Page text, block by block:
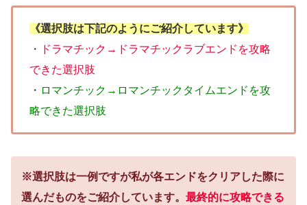
《選択肢は下記のようにご紹介しています》
・
ドラマチック→ドラマチックラブエンドを攻略
できた選択肢
・ ロマンチック→ロマンチックタイムエンドを攻
略できた選択肢
※選択肢は一例ですが私が各エンドをクリアした際に
選んだものをご紹介しています。 最終的に攻略できる